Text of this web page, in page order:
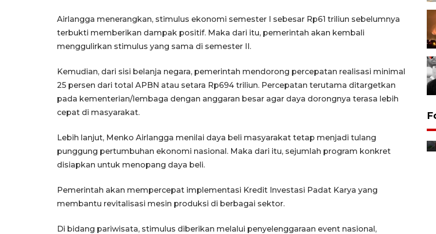
Airlangga menerangkan, stimulus ekonomi semester I sebesar Rp61 triliun sebelumnya
terbukti memberikan dampak positif. Maka dari itu, pemerintah akan kembali
menggulirkan stimulus yang sama di semester II.
Kemudian, dari sisi belanja negara, pemerintah mendorong percepatan realisasi minimal
25 persen dari total APBN atau setara Rp694 triliun. Percepatan terutama ditargetkan
pada kementerian/lembaga dengan anggaran besar agar daya dorongnya terasa lebih
cepat di masyarakat.
Lebih lanjut, Menko Airlangga menilai daya beli masyarakat tetap menjadi tulang
punggung pertumbuhan ekonomi nasional. Maka dari itu, sejumlah program konkret
disiapkan untuk menopang daya beli.
Pemerintah akan mempercepat implementasi Kredit Investasi Padat Karya yang
membantu revitalisasi mesin produksi di berbagai sektor.
Di bidang pariwisata, stimulus diberikan melalui penyelenggaraan event nasional,
Kemerdekaan
8 Agustus 2026 12:56